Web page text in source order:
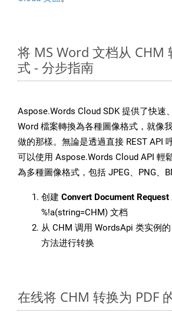
将 MS Word 文档从 CHM
式 - 分步指南
Aspose.Words Cloud SDK 提供了快速
Word 檔案轉換為各種圖像格式，就像
做的那樣。無論是透過直接 REST API
可以使用 Aspose.Words Cloud API 輕
為多種圖像格式，包括 JPEG、PNG、
创建 Convert Document Request
%!a(string=CHM) 文档
从 CHM 调用 WordsApi 类实例的
方法进行转换
在线将 CHM 转换为 PDF